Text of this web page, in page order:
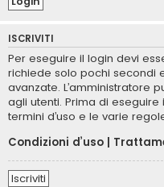
ISCRIVITI
Per eseguire il login devi
richiede solo pochi secondi
avanzate. L’amministratore
agli utenti. Prima di
termini d’uso e le varie
Condizioni d’uso |
Iscriviti